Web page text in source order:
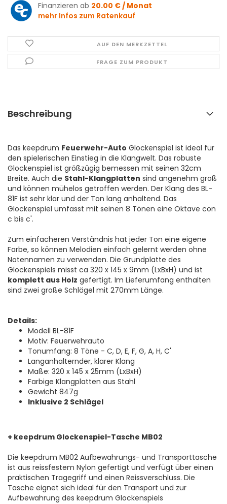
Finanzieren ab 20.00 € / Monat
mehr Infos zum Ratenkauf
AUF DEN MERKZETTEL
FRAGE ZUM PRODUKT
Beschreibung
Das keepdrum Feuerwehr-Auto Glockenspiel ist ideal für
den spielerischen Einstieg in die Klangwelt. Das robuste
Glockenspiel ist größzügig bemessen mit seinen 32cm
Breite. Auch die Stahl-Klangplatten sind angenehm groß
und können mühelos getroffen werden. Der Klang des BL-
81F ist sehr klar und der Ton lang anhaltend. Das
Glockenspiel umfasst mit seinen 8 Tönen eine Oktave con
c bis c'.
Zum einfacheren Verständnis hat jeder Ton eine eigene
Farbe, so können Melodien einfach gelernt werden ohne
Notennamen zu verwenden. Die Grundplatte des
Glockenspiels misst ca 320 x 145 x 9mm (LxBxH) und ist
komplett aus Holz gefertigt. Im Lieferumfang enthalten
sind zwei große Schlägel mit 270mm Länge.
Details:
Modell BL-81F
Motiv: Feuerwehrauto
Tonumfang: 8 Töne - C, D, E, F, G, A, H, C'
Langanhalternder, klarer Klang
Maße: 320 x 145 x 25mm (LxBxH)
Farbige Klangplatten aus Stahl
Gewicht 847g
Inklusive 2 Schlägel
+ keepdrum Glockenspiel-Tasche MB02
Die keepdrum MB02 Aufbewahrungs- und Transporttasche
ist aus reissfestem Nylon gefertigt und verfügt über einen
praktischen Tragegriff und einen Reissverschluss. Die
Tasche eignet sich ideal für den Transport und zur
Aufbewahrung des keepdrum Glockenspiels